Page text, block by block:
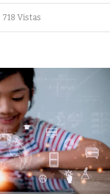
718 Vistas